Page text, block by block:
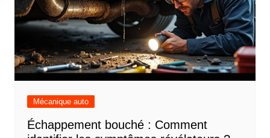
Mécanique auto
Échappement bouché : Comment